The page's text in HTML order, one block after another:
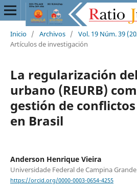
Inicio / Archivos / Vol. 19 Núm. 39
Artículos de investigación
La regularización
urbano (REURB)
gestión de
en Brasil
Anderson Henrique Vieira
Universidade Federal de Campina Grande
https://orcid.org/0000-0003-0654-4255